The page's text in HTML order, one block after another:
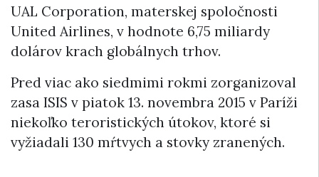
UAL Corporation, materskej spoločnosti
United Airlines, v hodnote 6,75 miliardy
dolárov krach globálnych trhov.
Pred viac ako siedmimi rokmi zorganizoval
zasa ISIS v piatok 13. novembra 2015 v Paríži
niekoľko teroristických útokov, ktoré si
vyžiadali 130 mŕtvych a stovky zranených.